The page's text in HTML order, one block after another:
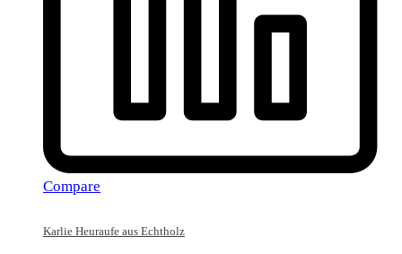
Compare
Karlie Heuraufe aus Echtholz